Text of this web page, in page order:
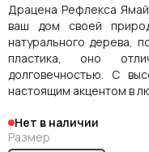
Драцена Рефлекса
ваш дом своей
натурального дерева,
пластика, оно
долговечностью. С
настоящим акцентом в
Нет в наличии
Размер